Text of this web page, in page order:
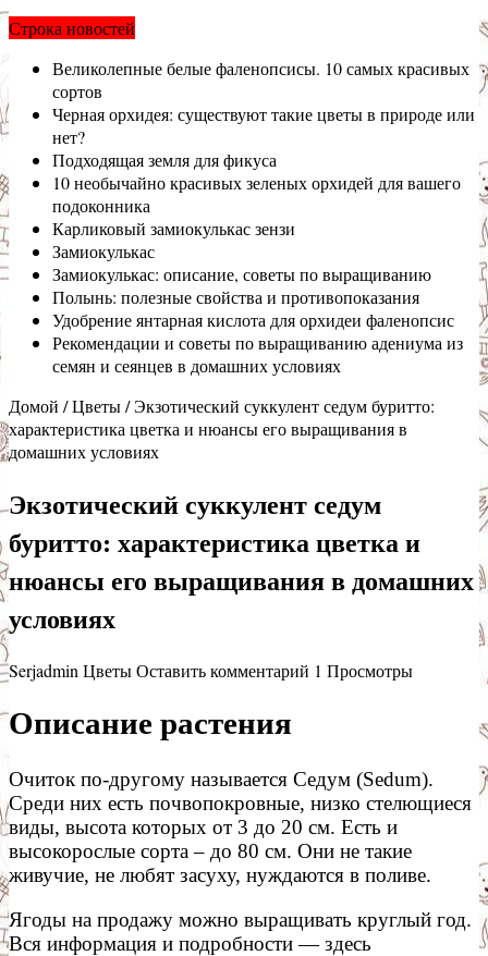
Строка новостей
Великолепные белые фаленопсисы. 10 самых красивых
сортов
Черная орхидея: существуют такие цветы в природе или
нет?
Подходящая земля для фикуса
10 необычайно красивых зеленых орхидей для вашего
подоконника
Карликовый замиокулькас зензи
Замиокулькас
Замиокулькас: описание, советы по выращиванию
Полынь: полезные свойства и противопоказания
Удобрение янтарная кислота для орхидеи фаленопсис
Рекомендации и советы по выращиванию адениума из
семян и сеянцев в домашних условиях
Домой /Цветы/Экзотический суккулент седум буритто:
характеристика цветка и нюансы его выращивания в
домашних условиях
Экзотический суккулент седум
буритто: характеристика цветка и
нюансы его выращивания в домашних
условиях
Serjadmin ЦветыОставить комментарий 1 Просмотры
Описание растения
Очиток по-другому называется Седум (Sedum).
Среди них есть почвопокровные, низко стелющиеся
виды, высота которых от 3 до 20 см. Есть и
высокорослые сорта – до 80 см. Они не такие
живучие, не любят засуху, нуждаются в поливе.
Ягоды на продажу можно выращивать круглый год.
Вся информация и подробности — здесь